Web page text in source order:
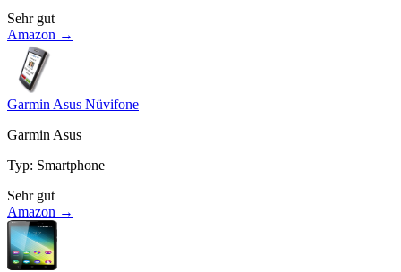
Sehr gut
Amazon →
Garmin Asus Nüvifone
Garmin Asus
Typ: Smartphone
Sehr gut
Amazon →